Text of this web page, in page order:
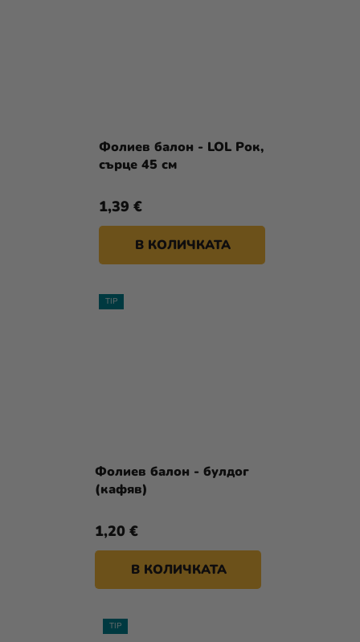
Фолиев балон - LOL Рок,
сърце 45 см
1,39 €
В КОЛИЧКАТА
TIP
Фолиев балон - булдог
(кафяв)
1,20 €
В КОЛИЧКАТА
TIP